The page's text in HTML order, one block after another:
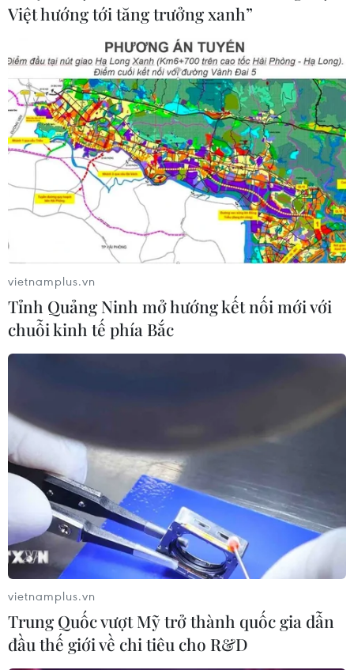
đầu, cấp phó của người đứng đầu đơn vị (theo
từng thời kỳ) có liên quan đến khuyết điểm, vi
phạm.
Kiến nghị Kiểm toán Nhà nước kiểm toán việc
lập dự toán tổng mức đầu tư để làm căn cứ tiếp
tục thực hiện và quyết toán dự án.
Thanh tra Chính phủ chuyển kết luận đến Ủy
ban Kiểm tra Trung ương để xem xét xử lý theo
thẩm quyền. Quá trình thực hiện kết luận, nếu
phát hiện vi phạm pháp luật hình sự gây thiệt
đến cơ quan điều tra để xem xét, xử lý./.
Bộ Xây dựng tiến hành rà
Bộ Xây dựng yêu cầu các cơ
quan, đơn vị rà soát, sửa đổi các
thủ tục hành chính rườm rà, gây
ách tắc, lãng phí nguồn lực; đẩy
mạnh phân cấp, phân quyền.
(TTXVN/Vietnam+)
Việt hướng tới tăng trưởng xanh”
vietnamplus.vn
Tỉnh Quảng Ninh mở hướng kết nối mới với
chuỗi kinh tế phía Bắc
vietnamplus.vn
Trung Quốc vượt Mỹ trở thành quốc gia dẫn
đầu thế giới về chi tiêu cho R&D